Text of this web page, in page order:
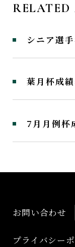
RELATED
シニア選
葉月杯成
7月月例杯
お問い合わせ
プライバシー